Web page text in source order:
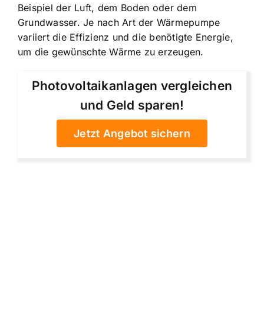
Beispiel der Luft, dem Boden oder dem
Grundwasser. Je nach Art der Wärmepumpe
variiert die Effizienz und die benötigte Energie,
um die gewünschte Wärme zu erzeugen.
Photovoltaikanlagen vergleichen
und Geld sparen!
Jetzt Angebot sichern